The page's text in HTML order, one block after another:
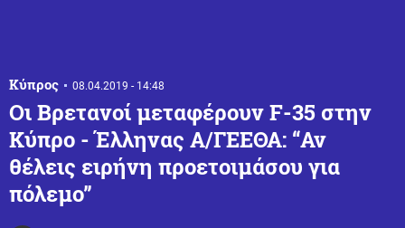
Κύπρος 08.04.2019 - 14:48
Οι Βρετανοί μεταφέρουν F-35 στην
Κύπρο - Έλληνας Α/ΓΕΕΘΑ: “Αν
θέλεις ειρήνη προετοιμάσου για
πόλεμο”